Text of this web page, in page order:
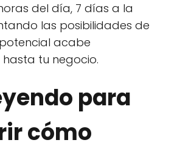
del día, 7 días a la
las posibilidades de
acabe
tu negocio.
para
cómo